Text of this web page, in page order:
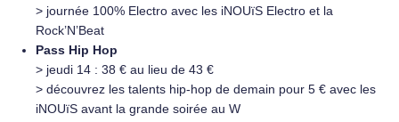
> journée 100% Electro avec les iNOUïS Electro et la
Rock’N’Beat
Pass Hip Hop
> jeudi 14 : 38 € au lieu de 43 €
> découvrez les talents hip-hop de demain pour 5 € avec les
iNOUïS avant la grande soirée au W